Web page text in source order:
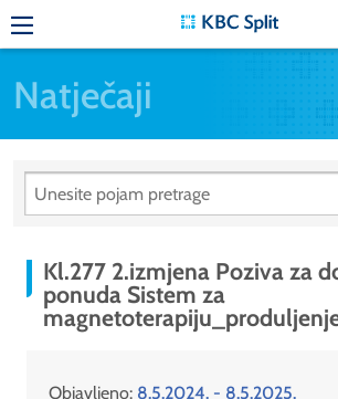
Natječaji
Kl.277 2.izmjena Poziva za
ponuda Sistem za
Objavljeno: 8.5.2024. - 8.5.2025.